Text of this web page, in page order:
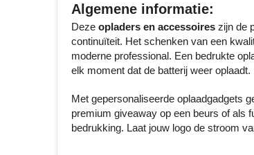
Algemene informatie:
Deze opladers en accessoireszijn de
continuïteit. Het schenken van een
moderne professional. Een bedrukte
elk moment dat de batterij weer oplaadt.
Met gepersonaliseerde oplaadgadgets
premium giveaway op een beurs of als
bedrukking. Laat jouw logo de stroom